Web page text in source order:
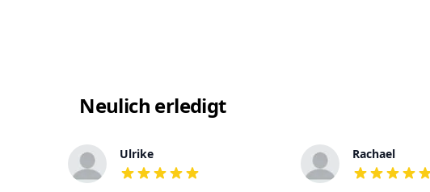
Neulich erledigt
Ulrike
out of 5 stars
Rachael
out of 5 stars